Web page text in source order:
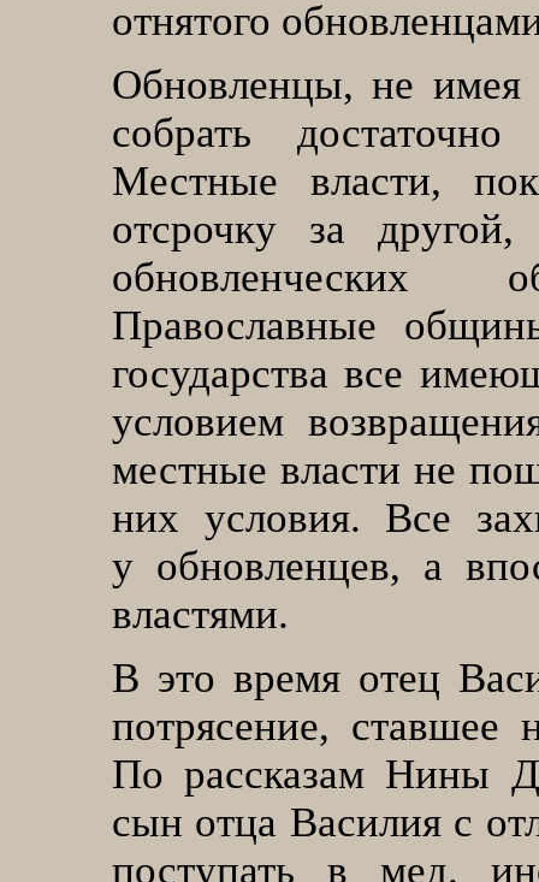
отнятого
Обновленцы, не имея
собрать
Местные власти,
отсрочку за
обновленческих
Православные
государства все
условием
местные власти не
них условия. Все
у обновленцев, а
властями.
В это время отец
потрясение, ставшее
По рассказам Нины
сын отца Василия с
поступать в мед.